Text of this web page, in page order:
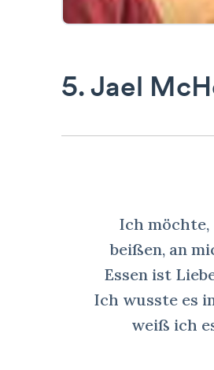
5. Jael
Ich möchte,
beißen, an
Essen ist
Ich wusste es
weiß ich